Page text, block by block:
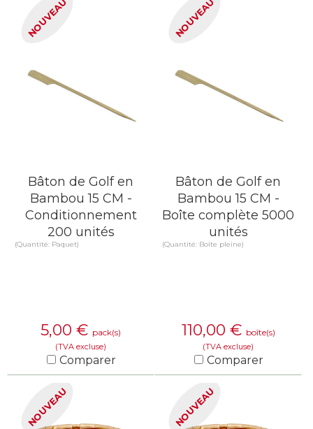
NOUVEAU
Bâton de Golf en
Bambou 15 CM -
Conditionnement
200 unités
(Quantité: Paquet)
5,00 € pack(s)
(TVA excluse)
Comparer
EN SAVOIR PLUS
NOUVEAU
Bâton de Golf en
Bambou 15 CM -
Boîte complète 5000
unités
(Quantité: Boîte pleine)
110,00 € boîte(s)
(TVA excluse)
Comparer
EN SAVOIR PLUS
NOUVEAU NOUVEAU